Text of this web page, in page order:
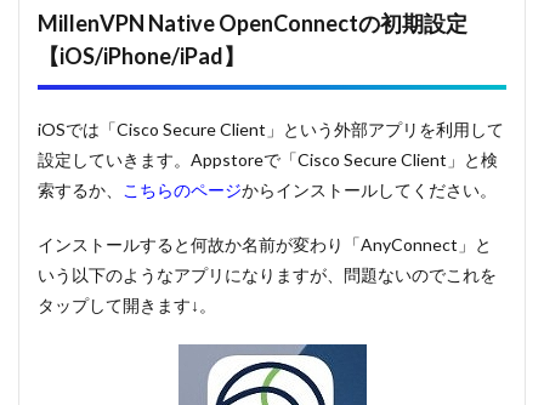
MillenVPN Native OpenConnectの初期設定
【iOS/iPhone/iPad】
iOSでは「Cisco Secure Client」という外部アプリを利用して
設定していきます。Appstoreで「Cisco Secure Client」と検
索するか、
こちらのページからインストールしてください。
インストールすると何故か名前が変わり「AnyConnect」と
いう以下のようなアプリになりますが、問題ないのでこれを
タップして開きます↓。